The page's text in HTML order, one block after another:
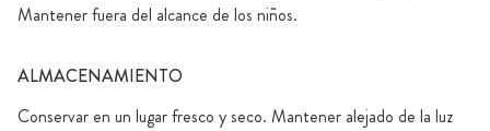
Mantener fuera del alcance de los niños.
ALMACENAMIENTO
Conservar en un lugar fresco y seco. Mantener alejado de la luz